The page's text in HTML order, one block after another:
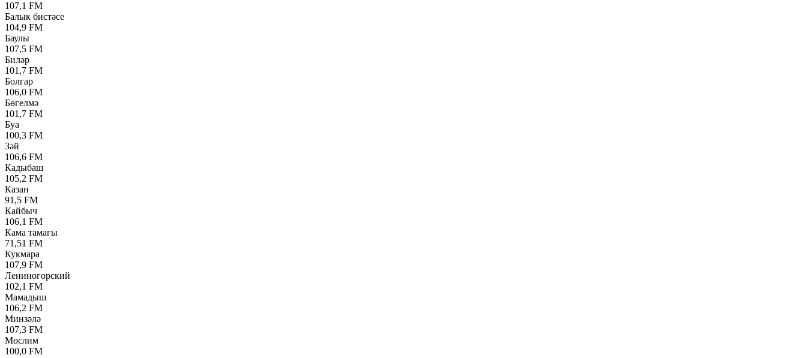
107,1 FM
Балык бистәсе
104,9 FM
Баулы
107,5 FM
Биләр
101,7 FM
Болгар
106,0 FM
Бөгелмә
101,7 FM
Буа
100,3 FM
Зәй
106,6 FM
Кадыбаш
105,2 FM
Казан
91,5 FM
Кайбыч
106,1 FM
Кама тамагы
71,51 FM
Кукмара
107,9 FM
Лениногорский
102,1 FM
Мамадыш
106,2 FM
Минзәлә
107,3 FM
Мөслим
100,0 FM